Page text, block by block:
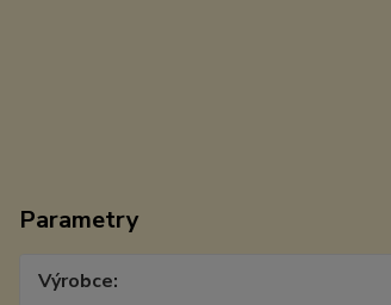
Parametry
Výrobce